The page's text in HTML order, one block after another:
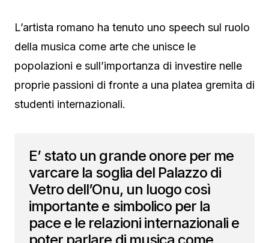
L’artista romano ha tenuto uno speech sul ruolo
della musica come arte che unisce le
popolazioni e sull’importanza di investire nelle
proprie passioni di fronte a una platea gremita di
studenti internazionali.
E’ stato un grande onore per me
varcare la soglia del Palazzo di
Vetro dell’Onu, un luogo così
importante e simbolico per la
pace e le relazioni internazionali e